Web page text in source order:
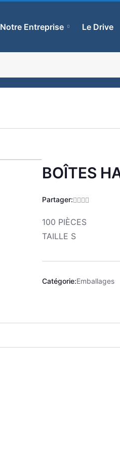
Notre Entreprise Le Drive
ZoomBOÎTES
Partager:
100 PIÈCES
TAILLE S
Catégorie:Emballages